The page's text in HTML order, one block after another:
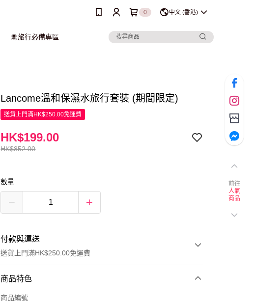
0 中文 (香港)
🛅旅行必備專區
Lancome溫和保濕水旅行套裝 (期間限定)
送貨上門滿HK$250.00免運費
HK$852.00
HK$199.00
數量
付款與運送
送貨上門滿HK$250.00免運費
付款方式
信用卡
商品特色
商品編號
前往
人氣
商品